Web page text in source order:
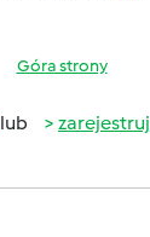
Góra strony
lub